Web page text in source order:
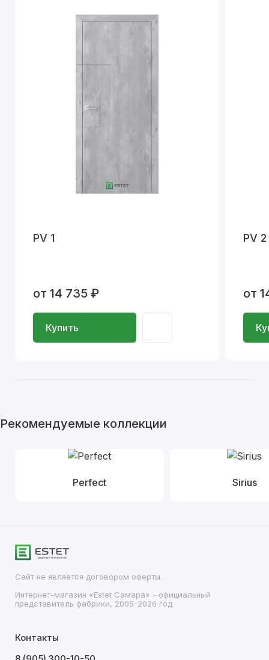
PV 1
от 14 735 ₽
Купить
PV 2
от
Рекомендуемые коллекции
Perfect Sirius
Сайт не является договором оферты.
Интернет-магазин «Estet Самара» - официальный
представитель фабрики, 2005-2026 год
Контакты